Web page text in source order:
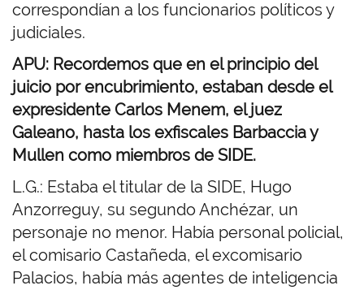
correspondían a los funcionarios políticos y
judiciales.
APU: Recordemos que en el principio del
juicio por encubrimiento, estaban desde el
expresidente Carlos Menem, el juez
Galeano, hasta los exfiscales Barbaccia y
Mullen como miembros de SIDE.
L.G.: Estaba el titular de la SIDE, Hugo
Anzorreguy, su segundo Anchézar, un
personaje no menor. Había personal policial,
el comisario Castañeda, el excomisario
Palacios, había más agentes de inteligencia